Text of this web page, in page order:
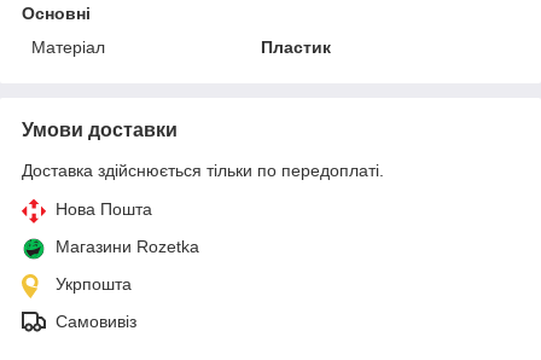
Основні
Матеріал
Пластик
Умови доставки
Доставка здійснюється тільки по передоплаті.
Нова Пошта
Магазини Rozetka
Укрпошта
Самовивіз